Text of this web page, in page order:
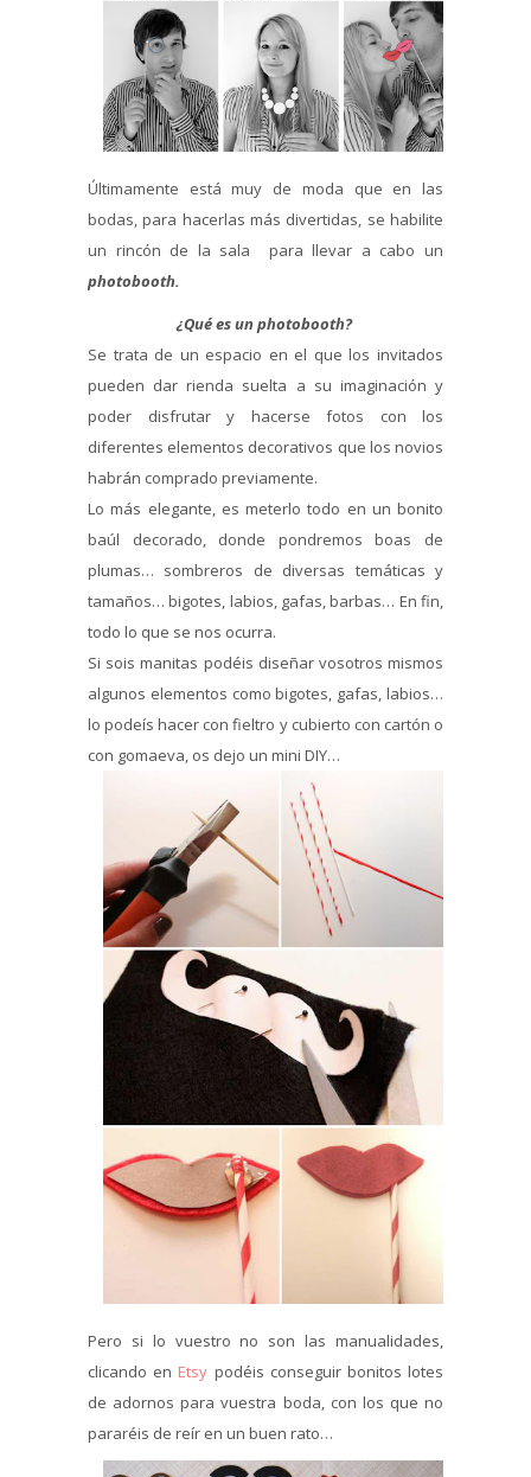
Últimamente está muy de moda que en las
bodas, para hacerlas más divertidas, se habilite
un rincón de la sala para llevar a cabo un
photobooth.
¿Qué es un photobooth?
Se trata de un espacio en el que los invitados
pueden dar rienda suelta a su imaginación y
poder disfrutar y hacerse fotos con los
diferentes elementos decorativos que los novios
habrán comprado previamente.
Lo más elegante, es meterlo todo en un bonito
baúl decorado, donde pondremos boas de
plumas… sombreros de diversas temáticas y
tamaños… bigotes, labios, gafas, barbas… En fin,
todo lo que se nos ocurra.
Si sois manitas podéis diseñar vosotros mismos
algunos elementos como bigotes, gafas, labios…
lo podeís hacer con fieltro y cubierto con cartón o
con gomaeva, os dejo un mini DIY…
Pero si lo vuestro no son las manualidades,
clicando en Etsy podéis conseguir bonitos lotes
de adornos para vuestra boda, con los que no
pararéis de reír en un buen rato…